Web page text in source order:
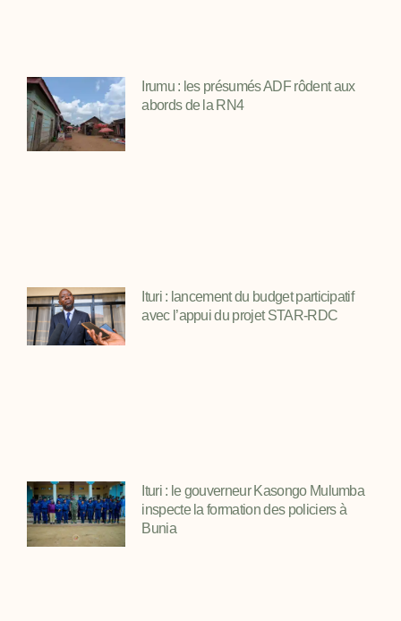
Irumu : les présumés ADF rôdent aux
abords de la RN4
Ituri : lancement du budget participatif
avec l’appui du projet STAR-RDC
Ituri : le gouverneur Kasongo Mulumba
inspecte la formation des policiers à
Bunia